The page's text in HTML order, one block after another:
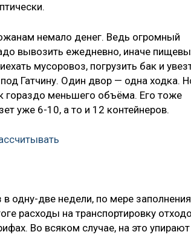
немало денег. Ведь огромный
вывозить ежедневно, иначе
мусоровоз, погрузить бак и
Гатчину. Один двор — одна ходка.
гораздо меньшего объёма. Его тоже
уже 6-10, а то и 12 контейнеров.
одну-две недели, по мере заполнения
расходы на транспортировку
Во всяком случае, на это упирают